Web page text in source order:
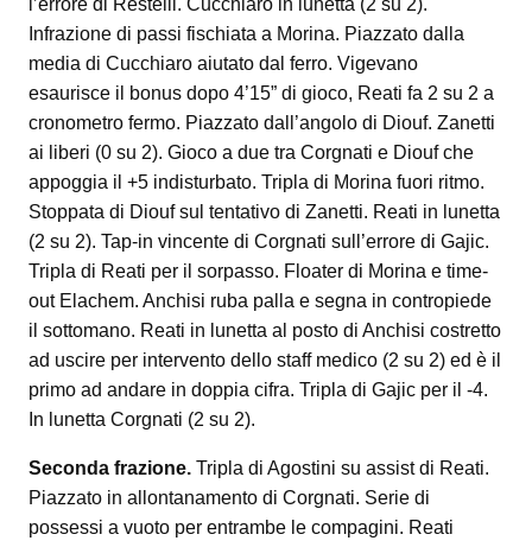
l’errore di Restelli. Cucchiaro in lunetta (2 su 2).
Infrazione di passi fischiata a Morina. Piazzato dalla
media di Cucchiaro aiutato dal ferro. Vigevano
esaurisce il bonus dopo 4’15” di gioco, Reati fa 2 su 2 a
cronometro fermo. Piazzato dall’angolo di Diouf. Zanetti
ai liberi (0 su 2). Gioco a due tra Corgnati e Diouf che
appoggia il +5 indisturbato. Tripla di Morina fuori ritmo.
Stoppata di Diouf sul tentativo di Zanetti. Reati in lunetta
(2 su 2). Tap-in vincente di Corgnati sull’errore di Gajic.
Tripla di Reati per il sorpasso. Floater di Morina e time-
out Elachem. Anchisi ruba palla e segna in contropiede
il sottomano. Reati in lunetta al posto di Anchisi costretto
ad uscire per intervento dello staff medico (2 su 2) ed è il
primo ad andare in doppia cifra. Tripla di Gajic per il -4.
In lunetta Corgnati (2 su 2).
Seconda frazione. Tripla di Agostini su assist di Reati.
Piazzato in allontanamento di Corgnati. Serie di
possessi a vuoto per entrambe le compagini. Reati